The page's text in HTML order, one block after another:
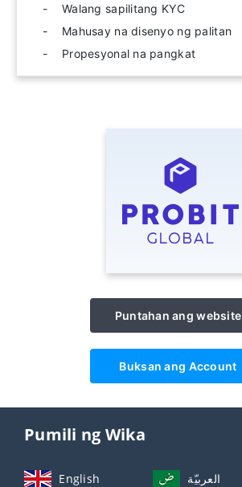
Walang sapilitang KYC
Mahusay na disenyo ng palitan
Propesyonal na pangkat
Puntahan ang website
Buksan ang Account
Pumili ng Wika
English العربيّة